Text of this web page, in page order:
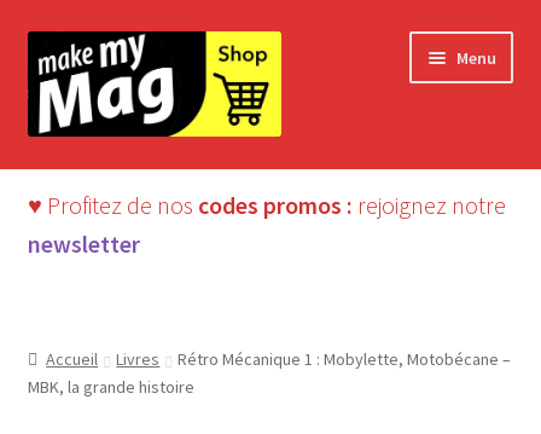
la
navigation
au
contenu
Menu
♥ Profitez de nos codes promos : rejoignez notre
newsletter
Accueil Livres
Rétro Mécanique 1 : Mobylette, Motobécane –
MBK, la grande histoire